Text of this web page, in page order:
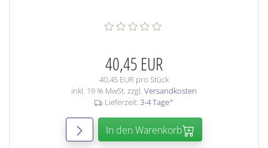
40,45 EUR
40,45 EUR pro Stück
inkl. 19 % MwSt. zzgl. Versandkosten
Lieferzeit: 3-4 Tage*
In den Warenkorb